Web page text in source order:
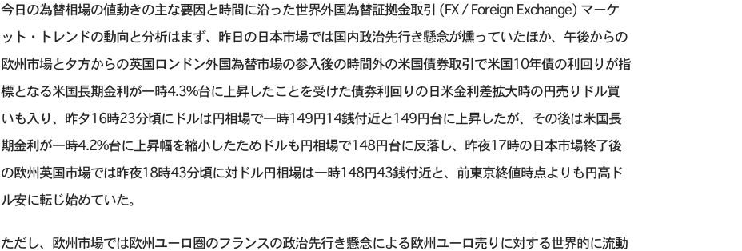
今日の為替相場の値動きの主な要因と時間に沿った世界外国為替証拠金取引 (FX / Foreign Exchange) マーケ
ット・トレンドの動向と分析はまず、昨日の日本市場では国内政治先行き懸念が燻っていたほか、午後からの
欧州市場と夕方からの英国ロンドン外国為替市場の参入後の時間外の米国債券取引で米国10年債の利回りが指
標となる米国長期金利が一時4.3%台に上昇したことを受けた債券利回りの日米金利差拡大時の円売りドル買
いも入り、昨夕16時23分頃にドルは円相場で一時149円14銭付近と149円台に上昇したが、その後は米国長
期金利が一時4.2%台に上昇幅を縮小したためドルも円相場で148円台に反落し、昨夜17時の日本市場終了後
の欧州英国市場では昨夜18時43分頃に対ドル円相場は一時148円43銭付近と、前東京終値時点よりも円高ド
ル安に転じ始めていた。
ただし、欧州市場では欧州ユーロ圏のフランスの政治先行き懸念による欧州ユーロ売りに対する世界的に流動